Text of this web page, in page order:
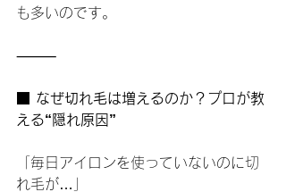
も多いのです。
⸻
■ なぜ切れ毛は増えるのか？プロが教
える“隠れ原因”
「毎日アイロンを使っていないのに切
れ毛が…」